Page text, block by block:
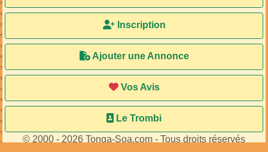
Inscription
Ajouter une Annonce
Vos Avis
Le Trombi
© 2000 - 2026 Tonga-Soa.com - Tous droits réservés